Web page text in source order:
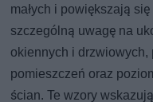
małych i powiększają
szczególną uwagę na
okiennych i
pomieszczeń oraz
ścian. Te wzory